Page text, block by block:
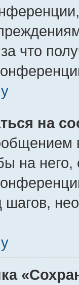
что
на
на
шагов,